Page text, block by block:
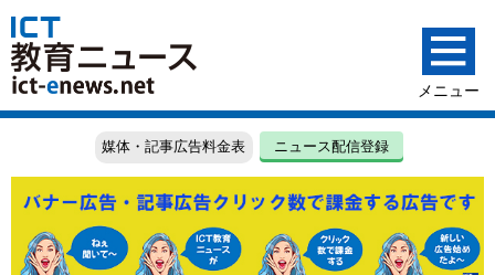
媒体・記事広告料金表 ニュース配信登録